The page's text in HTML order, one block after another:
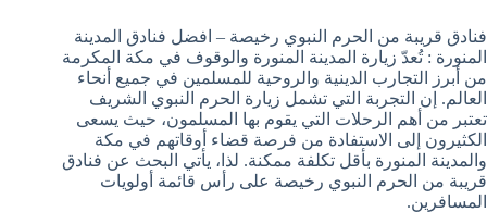
فنادق قريبة من الحرم النبوي رخيصة – افضل فنادق المدينة
المنورة : تُعدّ زيارة المدينة المنورة والوقوف في مكة المكرمة
من أبرز التجارب الدينية والروحية للمسلمين في جميع أنحاء
العالم. إن التجربة التي تشمل زيارة الحرم النبوي الشريف
تعتبر من أهم الرحلات التي يقوم بها المسلمون، حيث يسعى
الكثيرون إلى الاستفادة من فرصة قضاء أوقاتهم في مكة
والمدينة المنورة بأقل تكلفة ممكنة. لذا، يأتي البحث عن فنادق
قريبة من الحرم النبوي رخيصة على رأس قائمة أولويات
المسافرين.